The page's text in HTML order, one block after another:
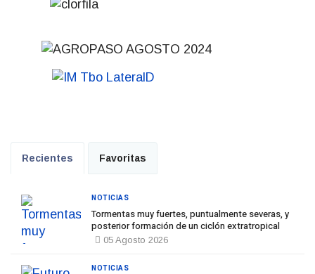
Recientes Favoritas
Tormentas muy fuertes, puntualmente severas, y
posterior formación de un ciclón extratropical
05 Agosto 2026
NOTICIAS
NOTICIAS